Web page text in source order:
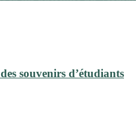
souvenirs d’étudiants